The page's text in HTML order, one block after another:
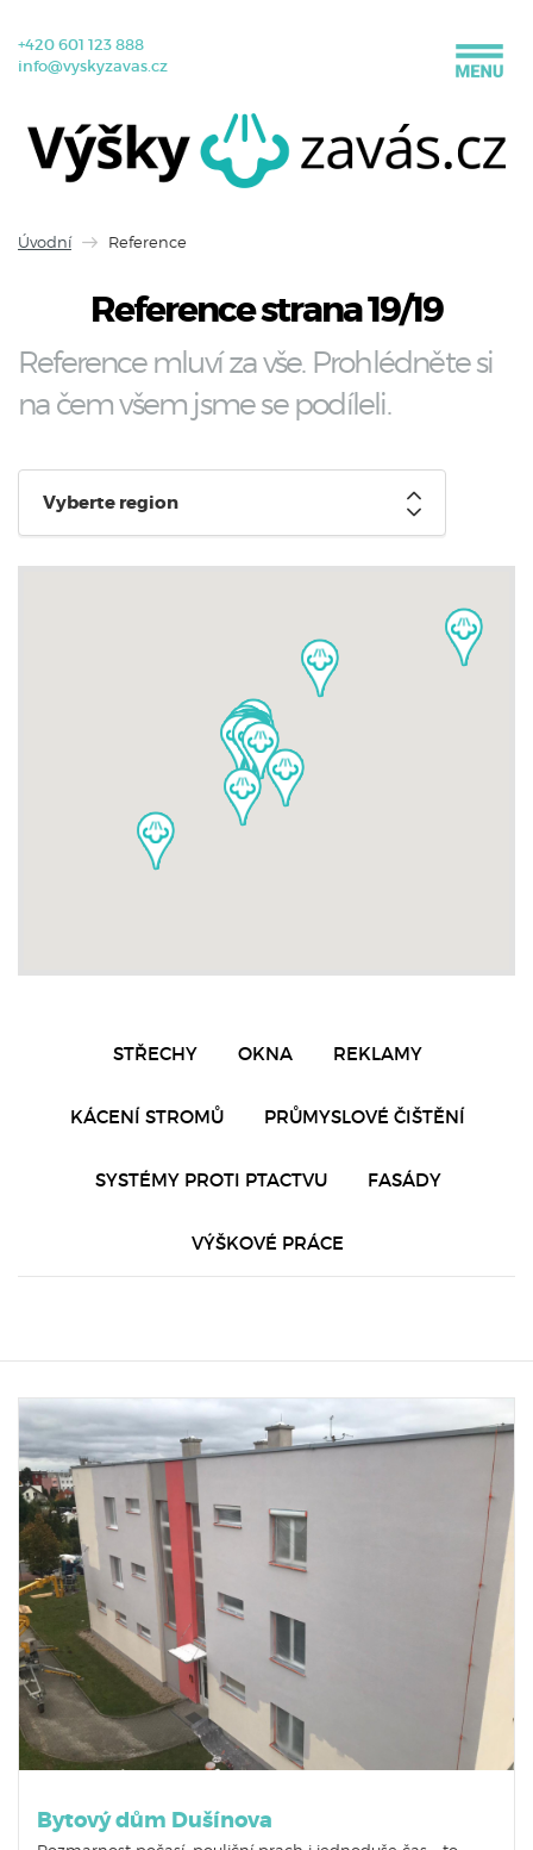
+420 601 123 888
info@vyskyzavas.cz
Úvodní Reference
Reference strana 19/19
Reference mluví za vše. Prohlédněte si
na čem všem jsme se podíleli.
Vyberte region
STŘECHY OKNA REKLAMY
KÁCENÍ STROMŮ PRŮMYSLOVÉ ČIŠTĚNÍ
SYSTÉMY PROTI PTACTVU FASÁDY
VÝŠKOVÉ PRÁCE
Bytový dům Dušínova